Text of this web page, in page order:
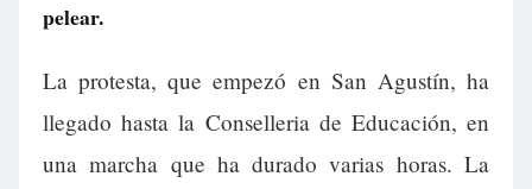
pelear.
La protesta, que empezó en San Agustín, ha
llegado hasta la Conselleria de Educación, en
una marcha que ha durado varias horas. La